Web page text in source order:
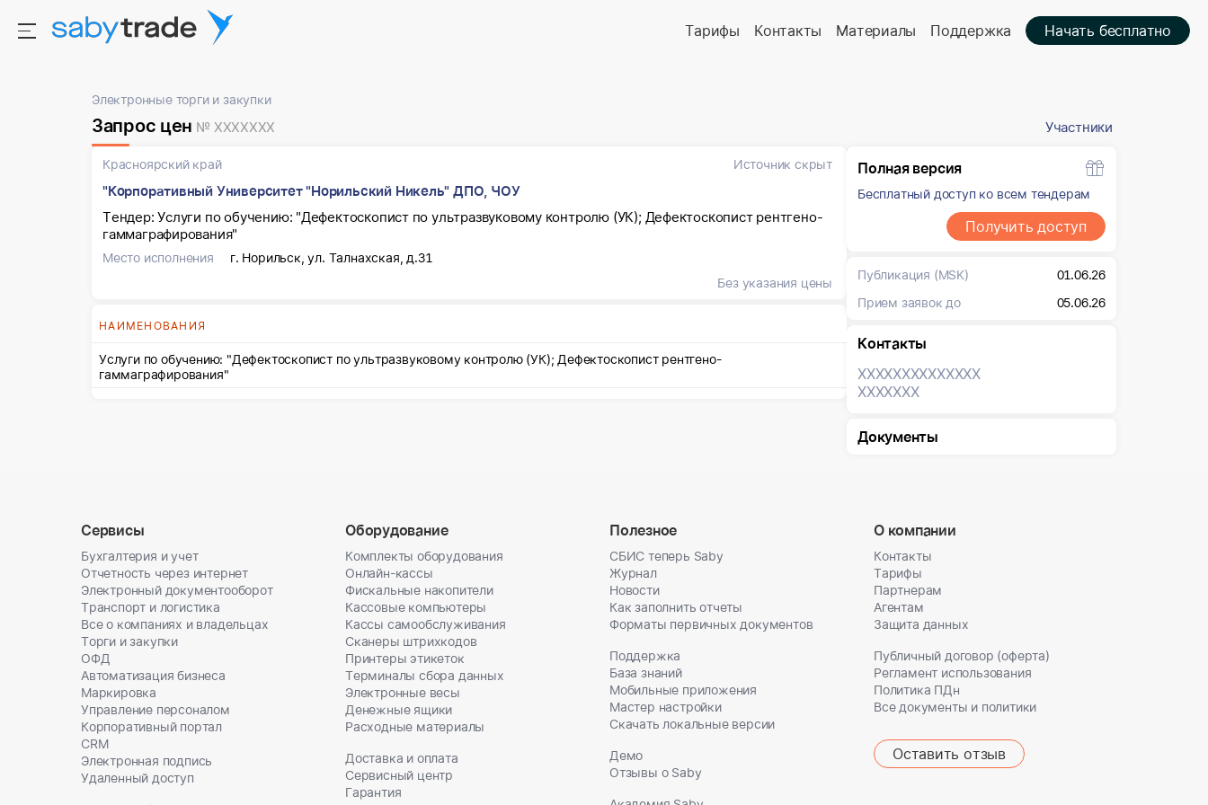
Тарифы Контакты Материалы Поддержка Начать бесплатно
Электронные торги и закупки
Запрос цен № XXXXXXX Участники
Красноярский край Источник скрыт
"Корпоративный Университет "Норильский Никель" ДПО, ЧОУ
Тендер: Услуги по обучению: "Дефектоскопист по ультразвуковому контролю (УК); Дефектоскопист рентгено-
гаммаграфирования"
Место исполнения
г. Норильск, ул. Талнахская, д.31
Без указания цены
НАИМЕНОВАНИЯ
Услуги по обучению: "Дефектоскопист по ультразвуковому контролю (УК); Дефектоскопист рентгено-
гаммаграфирования"
Полная версия
Бесплатный доступ ко всем тендерам
Получить доступ
Публикация (MSK)
01.06.26
Прием заявок до
05.06.26
Контакты
XXXXXXXXXXXXXX
XXXXXXX
Документы
Сервисы
Бухгалтерия и учет
Отчетность через интернет
Электронный документооборот
Транспорт и логистика
Все о компаниях и владельцах
Торги и закупки
ОФД
Автоматизация бизнеса
Маркировка
Управление персоналом
Корпоративный портал
CRM
Электронная подпись
Удаленный доступ
Оборудование
Комплекты оборудования
Онлайн-кассы
Фискальные накопители
Кассовые компьютеры
Кассы самообслуживания
Сканеры штрихкодов
Принтеры этикеток
Терминалы сбора данных
Электронные весы
Денежные ящики
Расходные материалы
Доставка и оплата
Сервисный центр
Гарантия
Полезное
СБИС теперь Saby
Журнал
Новости
Как заполнить отчеты
Форматы первичных документов
Поддержка
База знаний
Мобильные приложения
Мастер настройки
Скачать локальные версии
Демо
Отзывы о Saby
О компании
Контакты
Тарифы
Партнерам
Агентам
Защита данных
Публичный договор (оферта)
Регламент использования
Политика ПДн
Все документы и политики
Оставить отзыв